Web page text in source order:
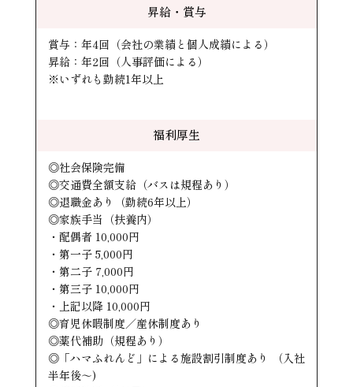
昇給・賞与
賞与：年4回（会社の業績と個人成績による）
昇給：年2回（人事評価による）
※いずれも勤続1年以上
福利厚生
◎社会保険完備
◎交通費全額支給（バスは規程あり）
◎退職金あり（勤続6年以上）
◎家族手当（扶養内）
・配偶者 10,000円
・第一子 5,000円
・第二子 7,000円
・第三子 10,000円
・上記以降 10,000円
◎育児休暇制度／産休制度あり
◎薬代補助（規程あり）
◎「ハマふれんど」による施設割引制度あり （入社
半年後～)